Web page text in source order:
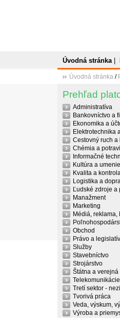
Úvodná stránka|
Úvodná stránka /
Prehľad
Administratíva
Bankovníctvo a
Ekonomika a
Elektrotechnika
Cestovný ruch a
Chémia a
Informačné
Kultúra a umenie
Kvalita a
Logistika a
Ľudské zdroje a
Manažment
Marketing
Médiá, reklama,
Obchod
Právo a
Služby
Stavebníctvo
Strojárstvo
Štátna a verejná
Telekomunikácie
Tretí sektor -
Tvorivá práca
Veda, výskum,
Výroba a